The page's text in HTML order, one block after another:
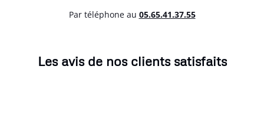
Par téléphone au 05.65.41.37.55
Les avis de nos clients satisfaits